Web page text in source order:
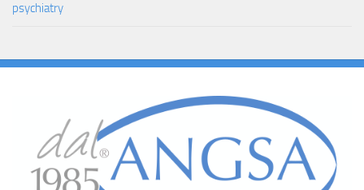
psychiatry